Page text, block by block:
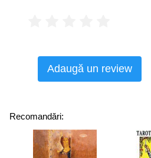
Adaugă un review
Recomandări: